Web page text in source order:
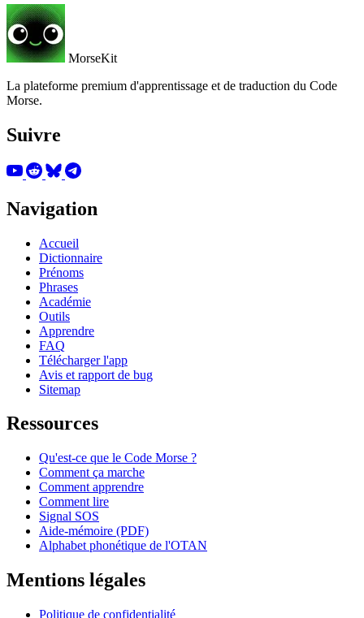
MorseKit
La plateforme premium d'apprentissage et de traduction du Code
Morse.
Suivre
Navigation
Accueil
Dictionnaire
Prénoms
Phrases
Académie
Outils
Apprendre
FAQ
Télécharger l'app
Avis et rapport de bug
Sitemap
Ressources
Qu'est-ce que le Code Morse ?
Comment ça marche
Comment apprendre
Comment lire
Signal SOS
Aide-mémoire (PDF)
Alphabet phonétique de l'OTAN
Mentions légales
Politique de confidentialité